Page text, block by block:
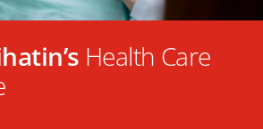
Health Care